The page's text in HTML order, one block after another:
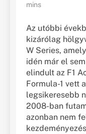
mins
Az utóbbi
kizárólag
W Series,
idén már el
elindult az F1
Formula-1 vett
legsikeresebb
2008-ban
azonban nem